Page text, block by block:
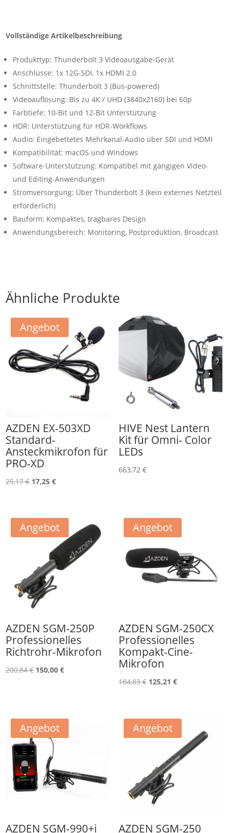
Vollständige Artikelbeschreibung
Produkttyp: Thunderbolt 3 Videoausgabe-Gerät
Anschlüsse: 1x 12G-SDI, 1x HDMI 2.0
Schnittstelle: Thunderbolt 3 (Bus-powered)
Videoauflösung: Bis zu 4K / UHD (3840x2160) bei 60p
Farbtiefe: 10-Bit und 12-Bit Unterstützung
HDR: Unterstützung für HDR-Workflows
Audio: Eingebettetes Mehrkanal-Audio über SDI und HDMI
Kompatibilität: macOS und Windows
Software-Unterstützung: Kompatibel mit gängigen Video-
und Editing-Anwendungen
Stromversorgung: Über Thunderbolt 3 (kein externes Netzteil
erforderlich)
Bauform: Kompaktes, tragbares Design
Anwendungsbereich: Monitoring, Postproduktion, Broadcast
Ähnliche Produkte
Angebot
AZDEN EX-503XD
Standard-
Ansteckmikrofon für
PRO-XD
25,17€ Ursprünglicher
25,17 €
17,25€Aktueller
17,25 €.
HIVE Nest Lantern
Kit für Omni- Color
LEDs
663,72 €
Angebot
AZDEN SGM-250P
Professionelles
Richtrohr-Mikrofon
200,84€ Ursprünglicher
150,00€Aktueller
Angebot
AZDEN SGM-250CX
Professionelles
Kompakt-Cine-
Mikrofon
184,83€ Ursprünglicher
184,83 €
125,21 €Aktueller
125,21 €.
Angebot
AZDEN SGM-990+i
Angebot
AZDEN SGM-250